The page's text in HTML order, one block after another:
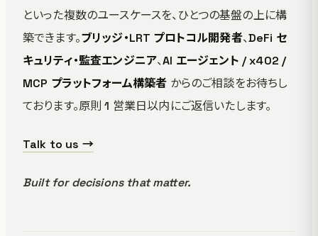
といった複数のユースケースを、ひとつの基盤の上に構
築できます。ブリッジ・LRT プロトコル開発者、DeFi セ
キュリティ・監査エンジニア、AI エージェント / x402 /
MCP プラットフォーム構築者 からのご相談をお待ちし
ております。原則 1 営業日以内にご返信いたします。
Talk to us →
Built for decisions that matter.